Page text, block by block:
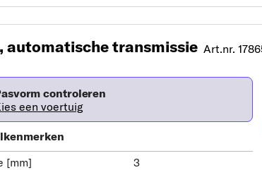
automatische transmissie Art.nr.
controleren
een voertuig
[mm]
3